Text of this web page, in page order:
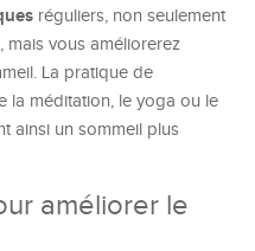
réguliers, non seulement
mais vous améliorerez
La pratique de
la méditation, le yoga ou le
ainsi un sommeil plus
améliorer le